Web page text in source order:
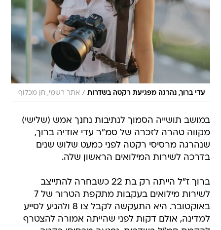
עדי ברוך, נהרגה מפגיעת רקטה בשדרות / אתר רשמי, חן מכלוף
במושב תושייה הסמוך לנתיבות נחנך אמש (שלישי)
מקווה טהרה לזכרה של סמ"ר עדי אודיה ברוך,
שנהרגה מרסיסי רקטה לפני כמעט שלוש שנים
בדרכה לשירות המילואים הראשון שלה.
ברוך ז"ל הייתה רק בת 22 כשבחרה להתייצב
לשירות מילואים בעקבות מתקפת הטרור של 7
באוקטובר. היא התעקשה לקבל צו 8 ולהגיע לסייע
למדינה, אולם דקות לפני שהייתה אמורה להצטרף